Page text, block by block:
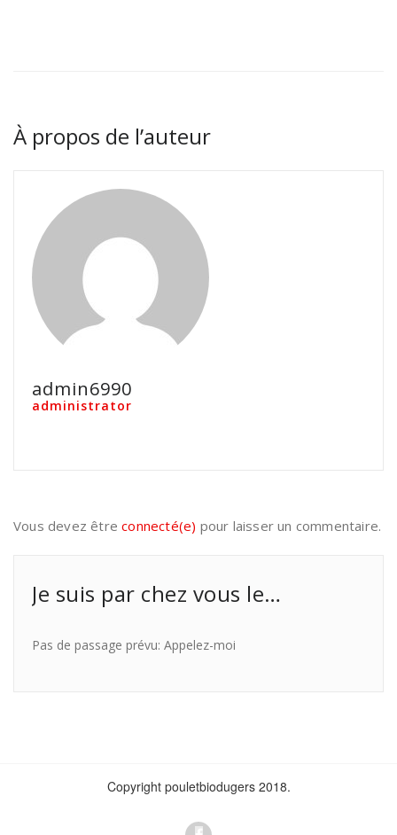
À propos de l’auteur
admin6990
administrator
Vous devez êtreconnecté(e) pour laisser un commentaire.
Je suis par chez vous le…
Pas de passage prévu: Appelez-moi
Copyright pouletbiodugers 2018.